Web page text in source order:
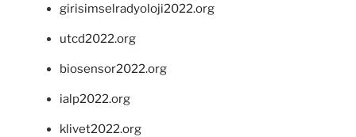
girisimselradyoloji2022.org
utcd2022.org
biosensor2022.org
ialp2022.org
klivet2022.org